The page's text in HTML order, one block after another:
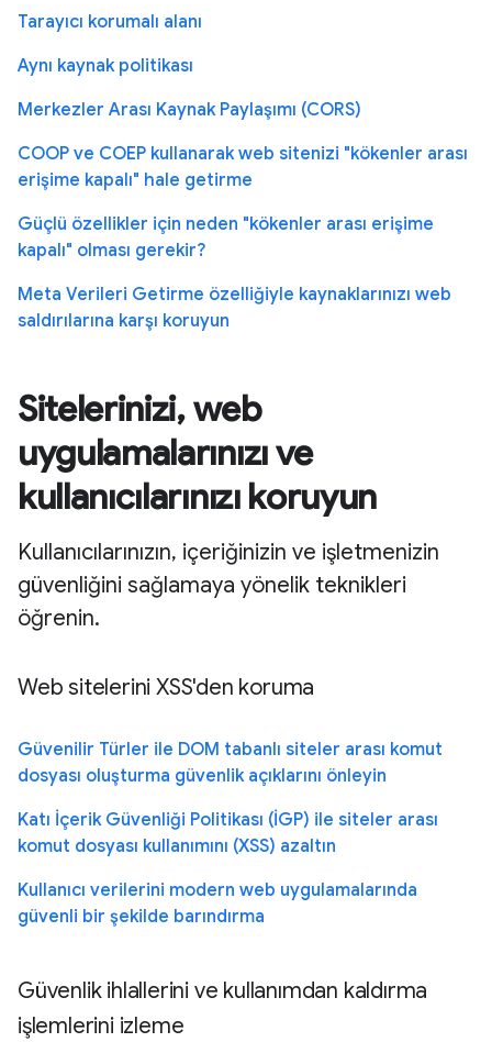
Tarayıcı korumalı alanı
Aynı kaynak politikası
Merkezler Arası Kaynak Paylaşımı (CORS)
COOP ve COEP kullanarak web sitenizi "kökenler arası
erişime kapalı" hale getirme
Güçlü özellikler için neden "kökenler arası erişime
kapalı" olması gerekir?
Meta Verileri Getirme özelliğiyle kaynaklarınızı web
saldırılarına karşı koruyun
Sitelerinizi, web
uygulamalarınızı ve
kullanıcılarınızı koruyun
Kullanıcılarınızın, içeriğinizin ve işletmenizin
güvenliğini sağlamaya yönelik teknikleri
öğrenin.
Web sitelerini XSS'den koruma
Güvenilir Türler ile DOM tabanlı siteler arası komut
dosyası oluşturma güvenlik açıklarını önleyin
Katı İçerik Güvenliği Politikası (İGP) ile siteler arası
komut dosyası kullanımını (XSS) azaltın
Kullanıcı verilerini modern web uygulamalarında
güvenli bir şekilde barındırma
Güvenlik ihlallerini ve kullanımdan kaldırma
işlemlerini izleme